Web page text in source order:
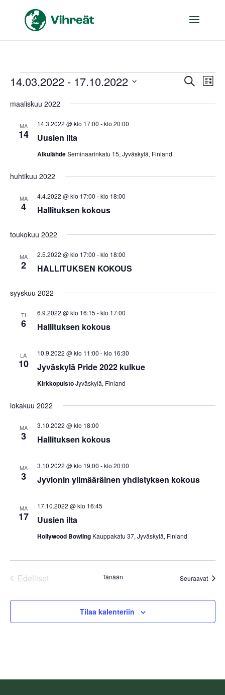
Tapahtumat
aja
Etsi Lista
14.03.2022 - 17.10.2022
päivä.
maaliskuu 2022
MA
14 Uusien ilta
14.3.2022 @ klo 17:00 -klo 20:00
AlkulähdeSeminaarinkatu 15, Jyväskylä, Finland
huhtikuu 2022
MA
4 Hallituksen kokous
4.4.2022 @ klo 17:00 -klo 18:00
toukokuu 2022
MA
2 HALLITUKSEN KOKOUS
2.5.2022 @ klo 17:00 -klo 18:00
syyskuu 2022
TI
6 Hallituksen kokous
6.9.2022 @ klo 16:15 -klo 17:00
LA
10 Jyväskylä Pride 2022 kulkue
10.9.2022 @ klo 11:00 -klo 16:30
KirkkopuistoJyväskylä, Finland
lokakuu 2022
MA
3 Hallituksen kokous
3.10.2022 @ klo 18:00
MA
3 Jyvionin ylimääräinen yhdistyksen kokous
3.10.2022 @ klo 19:00 -klo 20:00
MA
17 Uusien ilta
17.10.2022 @ klo 16:45
Hollywood Bowling Kauppakatu 37, Jyväskylä, Finland
Edelliset
Tänään Seuraavat
Tilaa kalenteriin